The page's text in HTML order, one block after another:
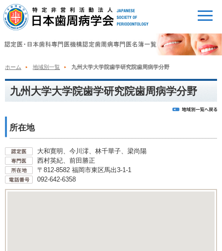
ホーム 地域別一覧 九州大学大学院歯学研究院歯周病学分野
九州大学大学院歯学研究院歯周病学分野
所在地
大和寛明、今川澪、林千華子、梁尚陽
西村英紀、前田勝正
〒812-8582 福岡市東区馬出3-1-1
092-642-6358